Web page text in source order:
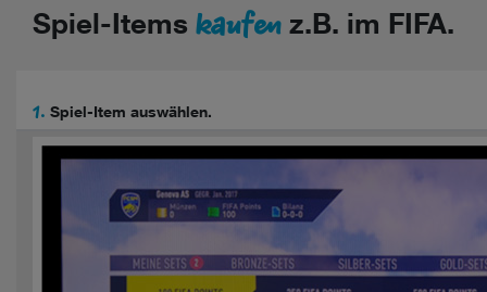
Spiel-Items kaufen z.B. im FIFA.
1. Spiel-Item auswählen.